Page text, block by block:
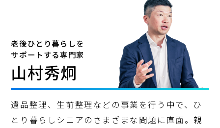
老後ひとり暮らしを
サポートする専門家
山村秀炯
遺品整理、生前整理などの事業を行う中で、ひ
とり暮らしシニアのさまざまな問題に直面。親